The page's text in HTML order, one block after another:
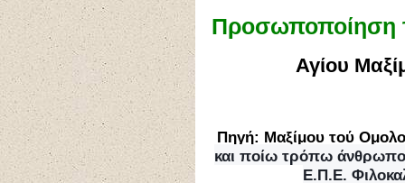
Προσωποποίηση
Αγίου
Πηγή: Μαξίμου τού
και ποίω τρόπω
Ε.Π.Ε.